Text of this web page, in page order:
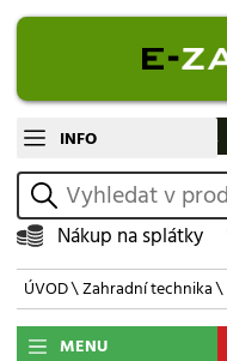
INFO CZ
vyhledat
Nákup na splátky
ÚVOD\Zahradní technika\
MENU